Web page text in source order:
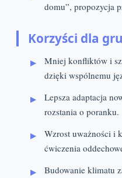
domu”, propozycja
Korzyści dla
Mniej konfliktów i
dzięki wspólnemu
Lepsza adaptacja
rozstania o poranku.
Wzrost uważności i
ćwiczenia
Budowanie klimatu